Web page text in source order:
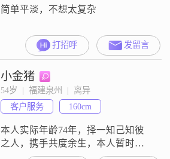
的人！我想告诉你，你就是我漫长
简单平淡，不想太复杂
打招呼 发留言
小金猪
54岁  |  福建泉州  |  离异
客户服务
160cm
本人实际年龄74年，择一知己知彼
之人，携手共度余生，本人暂时没
加入会员，各位来的信息无法查